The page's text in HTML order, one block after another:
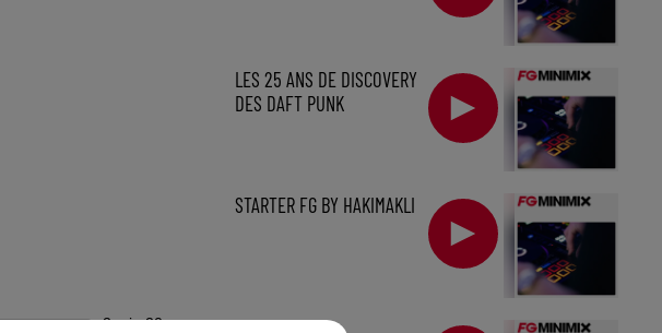
2 min 20 sec
LES 25 ANS DE DISCOVERY
DES DAFT PUNK
STARTER FG BY HAKIMAKLI